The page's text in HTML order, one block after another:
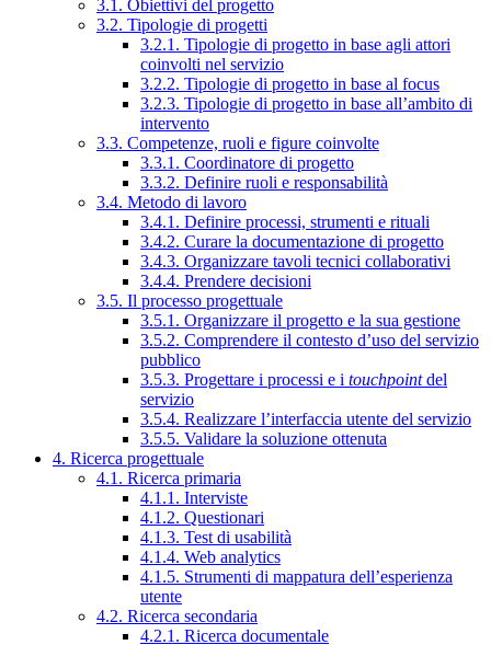
3.1. Obiettivi del progetto
3.2. Tipologie di progetti
3.2.1. Tipologie di progetto in base agli attori
coinvolti nel servizio
3.2.2. Tipologie di progetto in base al focus
3.2.3. Tipologie di progetto in base all’ambito di
intervento
3.3. Competenze, ruoli e figure coinvolte
3.3.1. Coordinatore di progetto
3.3.2. Definire ruoli e responsabilità
3.4. Metodo di lavoro
3.4.1. Definire processi, strumenti e rituali
3.4.2. Curare la documentazione di progetto
3.4.3. Organizzare tavoli tecnici collaborativi
3.4.4. Prendere decisioni
3.5. Il processo progettuale
3.5.1. Organizzare il progetto e la sua gestione
3.5.2. Comprendere il contesto d’uso del servizio
pubblico
3.5.3. Progettare i processi e i touchpointdel
servizio
3.5.4. Realizzare l’interfaccia utente del servizio
3.5.5. Validare la soluzione ottenuta
4. Ricerca progettuale
4.1. Ricerca primaria
4.1.1. Interviste
4.1.2. Questionari
4.1.3. Test di usabilità
4.1.4. Web analytics
4.1.5. Strumenti di mappatura dell’esperienza
utente
4.2. Ricerca secondaria
4.2.1. Ricerca documentale